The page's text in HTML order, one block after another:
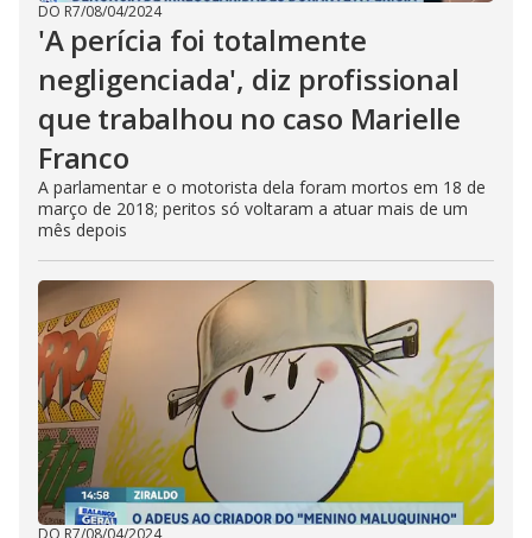
DO R7/08/04/2024
'A perícia foi totalmente
negligenciada', diz profissional
que trabalhou no caso Marielle
Franco
A parlamentar e o motorista dela foram mortos em 18 de
março de 2018; peritos só voltaram a atuar mais de um
mês depois
DO R7/08/04/2024